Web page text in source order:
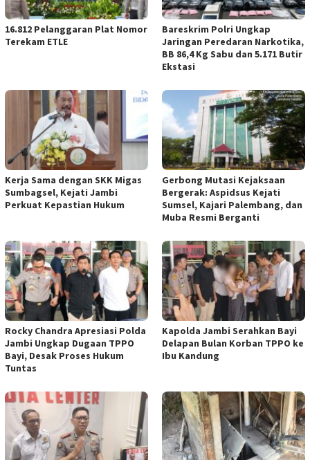
16.812 Pelanggaran Plat Nomor
Terekam ETLE
Bareskrim Polri Ungkap
Jaringan Peredaran Narkotika,
BB 86,4 Kg Sabu dan 5.171 Butir
Ekstasi
Kerja Sama dengan SKK Migas
Sumbagsel, Kejati Jambi
Perkuat Kepastian Hukum
Gerbong Mutasi Kejaksaan
Bergerak: Aspidsus Kejati
Sumsel, Kajari Palembang, dan
Muba Resmi Berganti
Rocky Chandra Apresiasi Polda
Jambi Ungkap Dugaan TPPO
Bayi, Desak Proses Hukum
Tuntas
Kapolda Jambi Serahkan Bayi
Delapan Bulan Korban TPPO ke
Ibu Kandung